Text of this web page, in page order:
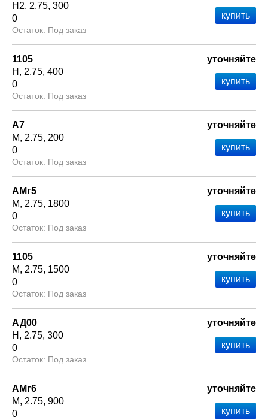
Н2 2.75 300
0
Под заказ
1105
Н
2.75 400
0
Под заказ
уточняйте
А7
М
2.75 200
0
Под заказ
уточняйте
АМг5
М
2.75 1800
0
Под заказ
уточняйте
1105
М
2.75 1500
0
Под заказ
уточняйте
АД00
Н
2.75 300
0
Под заказ
уточняйте
АМг6
М
2.75 900
0
уточняйте